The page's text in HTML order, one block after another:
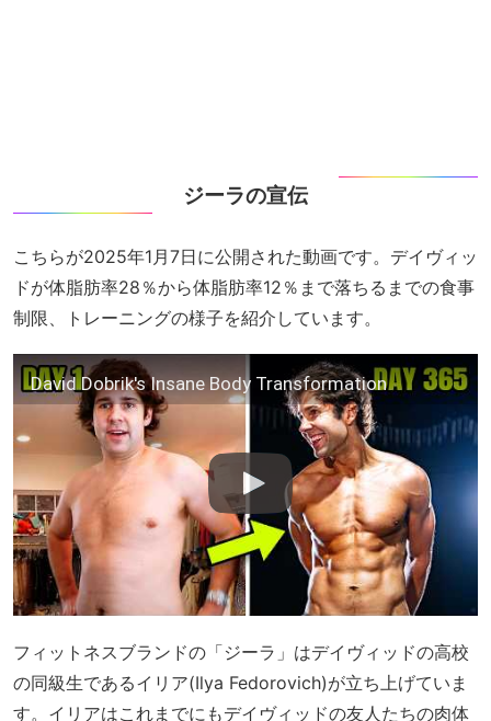
ジーラの宣伝
こちらが2025年1月7日に公開された動画です。デイヴィッ
ドが体脂肪率28％から体脂肪率12％まで落ちるまでの食事
制限、トレーニングの様子を紹介しています。
David Dobrik's Insane Body Transformation
フィットネスブランドの「ジーラ」はデイヴィッドの高校
の同級生であるイリア(Ilya Fedorovich)が立ち上げていま
す。イリアはこれまでにもデイヴィッドの友人たちの肉体